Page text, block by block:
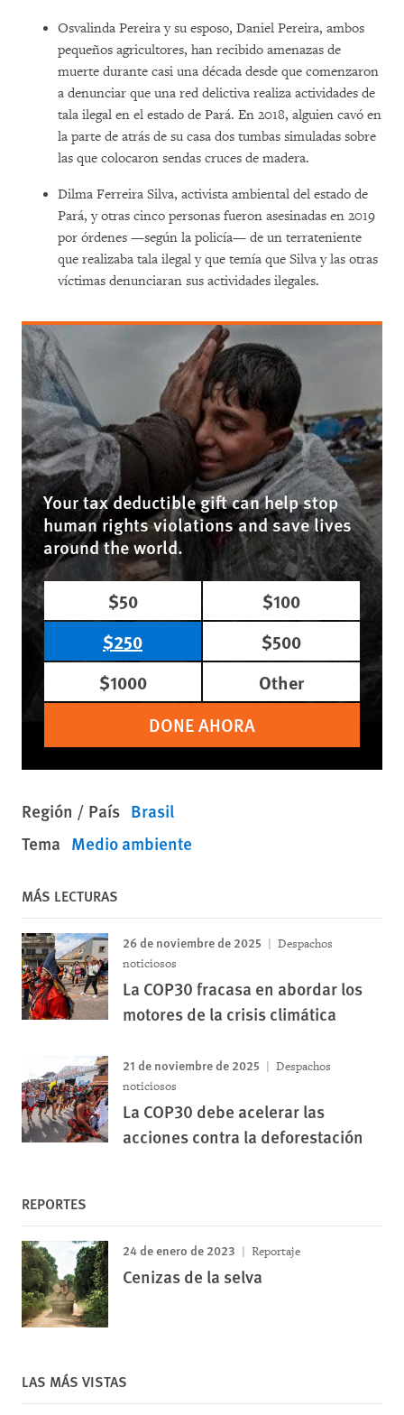
Osvalinda Pereira y su esposo, Daniel Pereira, ambos
pequeños agricultores, han recibido amenazas de
muerte durante casi una década desde que comenzaron
a denunciar que una red delictiva realiza actividades de
tala ilegal en el estado de Pará. En 2018, alguien cavó en
la parte de atrás de su casa dos tumbas simuladas sobre
las que colocaron sendas cruces de madera.
Dilma Ferreira Silva, activista ambiental del estado de
Pará, y otras cinco personas fueron asesinadas en 2019
por órdenes —según la policía— de un terrateniente
que realizaba tala ilegal y que temía que Silva y las otras
víctimas denunciaran sus actividades ilegales.
Your tax deductible gift can help stop
human rights violations and save lives
around the world.
$50
$100
$250
$500
$1000
Other
DONE AHORA
Región / País Brasil
Tema Medio ambiente
MÁS LECTURAS
26 de noviembre de 2025
Despachos
noticiosos
La COP30 fracasa en abordar los
motores de la crisis climática
21 de noviembre de 2025
Despachos
noticiosos
La COP30 debe acelerar las
acciones contra la deforestación
REPORTES
24 de enero de 2023 Reportaje
Cenizas de la selva
LAS MÁS VISTAS